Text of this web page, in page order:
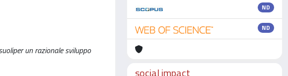
un razionale sviluppo
ND
ND
social impact